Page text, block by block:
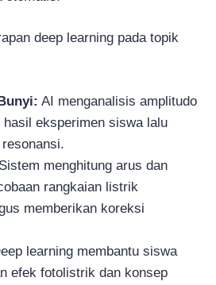
deep learning pada topik
AI menganalisis amplitudo
eksperimen siswa lalu
Sistem menghitung arus dan
rangkaian listrik
memberikan koreksi
learning membantu siswa
efek fotolistrik dan konsep